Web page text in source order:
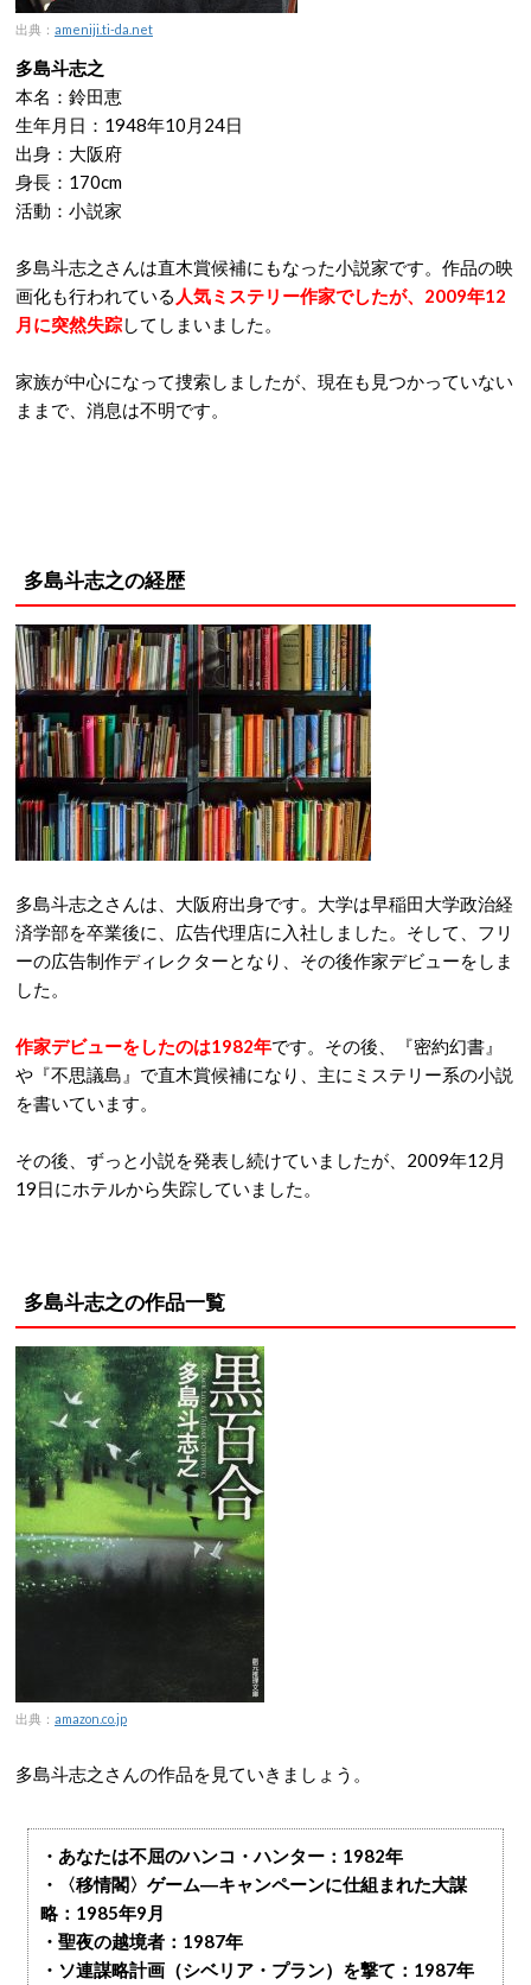
出典： ameniji.ti-da.net
多島斗志之
本名：鈴田恵
生年月日：1948年10月24日
出身：大阪府
身長：170cm
活動：小説家
多島斗志之さんは直木賞候補にもなった小説家です。作品の映
画化も行われている 人気ミステリー作家でしたが、2009年12
月に突然失踪してしまいました。
家族が中心になって捜索しましたが、現在も見つかっていない
ままで、消息は不明です。
多島斗志之の経歴
多島斗志之さんは、大阪府出身です。大学は早稲田大学政治経
済学部を卒業後に、広告代理店に入社しました。そして、フリ
ーの広告制作ディレクターとなり、その後作家デビューをしま
した。
作家デビューをしたのは1982年です。その後、『密約幻書』
や『不思議島』で直木賞候補になり、主にミステリー系の小説
を書いています。
その後、ずっと小説を発表し続けていましたが、2009年12月
19日にホテルから失踪していました。
多島斗志之の作品一覧
出典： amazon.co.jp
多島斗志之さんの作品を見ていきましょう。
・あなたは不屈のハンコ・ハンター：1982年
・〈移情閣〉ゲーム―キャンペーンに仕組まれた大謀
略：1985年9月
・聖夜の越境者：1987年
・ソ連謀略計画（シベリア・プラン）を撃て：1987年